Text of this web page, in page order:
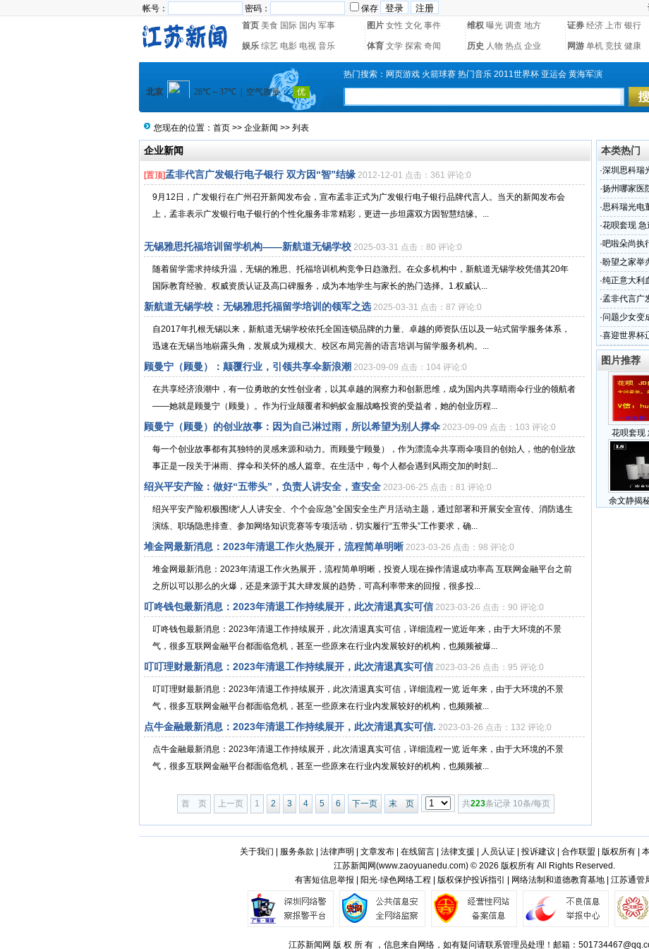
帐号： 密码： 保存
首页 美食 国际 国内 军事 图片 女性 文化 事件 维权 曝光 调查 地方 证券 经济 上市 银行
娱乐 综艺 电影 电视 音乐 体育 文学 探索 奇闻 历史 人物 热点 企业 网游 单机 竞技 健康
热门搜索： 网页游戏 火箭球赛 热门音乐 2011世界杯 亚运会 黄海军演
您现在的位置： 首页 >> 企业新闻 >> 列表
企业新闻
[置顶]孟非代言广发银行电子银行 双方因“智”结缘 2012-12-01 点击：361 评论:0
9月12日，广发银行在广州召开新闻发布会，宣布孟非正式为广发银行电子银行品牌代言人。当天的新闻发布会
上，孟非表示广发银行电子银行的个性化服务非常精彩，更进一步坦露双方因智慧结缘。...
无锡雅思托福培训留学机构——新航道无锡学校 2025-03-31 点击：80 评论:0
随着留学需求持续升温，无锡的雅思、托福培训机构竞争日趋激烈。在众多机构中，新航道无锡学校凭借其20年
国际教育经验、权威资质认证及高口碑服务，成为本地学生与家长的热门选择。1.权威认...
新航道无锡学校：无锡雅思托福留学培训的领军之选 2025-03-31 点击：87 评论:0
自2017年扎根无锡以来，新航道无锡学校依托全国连锁品牌的力量、卓越的师资队伍以及一站式留学服务体系，
迅速在无锡当地崭露头角，发展成为规模大、校区布局完善的语言培训与留学服务机构。...
顾曼宁（顾曼）：颠覆行业，引领共享伞新浪潮 2023-09-09 点击：104 评论:0
在共享经济浪潮中，有一位勇敢的女性创业者，以其卓越的洞察力和创新思维，成为国内共享晴雨伞行业的领航者
——她就是顾曼宁（顾曼）。作为行业颠覆者和蚂蚁金服战略投资的受益者，她的创业历程...
顾曼宁（顾曼）的创业故事：因为自己淋过雨，所以希望为别人撑伞 2023-09-09 点击：103 评论:0
每一个创业故事都有其独特的灵感来源和动力。而顾曼宁顾曼），作为漂流伞共享雨伞项目的创始人，他的创业故
事正是一段关于淋雨、撑伞和关怀的感人篇章。在生活中，每个人都会遇到风雨交加的时刻...
绍兴平安产险：做好“五带头”，负责人讲安全，查安全 2023-06-25 点击：81 评论:0
绍兴平安产险积极围绕“人人讲安全、个个会应急”全国安全生产月活动主题，通过部署和开展安全宣传、消防逃生
演练、职场隐患排查、参加网络知识竞赛等专项活动，切实履行“五带头”工作要求，确...
堆金网最新消息：2023年清退工作火热展开，流程简单明晰 2023-03-26 点击：98 评论:0
堆金网最新消息：2023年清退工作火热展开，流程简单明晰，投资人现在操作清退成功率高 互联网金融平台之前
之所以可以那么的火爆，还是来源于其大肆发展的趋势，可高利率带来的回报，很多投...
叮咚钱包最新消息：2023年清退工作持续展开，此次清退真实可信 2023-03-26 点击：90 评论:0
叮咚钱包最新消息：2023年清退工作持续展开，此次清退真实可信，详细流程一览近年来，由于大环境的不景
气，很多互联网金融平台都面临危机，甚至一些原来在行业内发展较好的机构，也频频被爆...
叮叮理财最新消息：2023年清退工作持续展开，此次清退真实可信 2023-03-26 点击：95 评论:0
叮叮理财最新消息：2023年清退工作持续展开，此次清退真实可信，详细流程一览 近年来，由于大环境的不景
气，很多互联网金融平台都面临危机，甚至一些原来在行业内发展较好的机构，也频频被...
点牛金融最新消息：2023年清退工作持续展开，此次清退真实可信. 2023-03-26 点击：132 评论:0
点牛金融最新消息：2023年清退工作持续展开，此次清退真实可信，详细流程一览 近年来，由于大环境的不景
气，很多互联网金融平台都面临危机，甚至一些原来在行业内发展较好的机构，也频频被...
首 页 上一页 1 2 3 4 5 6 下一页 末 页 共223条记录 10条/每页
本类热门
·深圳思科瑞
·扬州哪家医
·思科瑞光电
（组图）
·花呗套现
·吧啦朵尚执
·盼望之家举
市府表彰
·纯正意大利
陆中国市场
·孟非代言广
·问题少女变
·喜迎世界杯
国
图片推荐
花呗套现
余文静揭
关于我们 服务条款 法律声明 文章发布| 在线留言| 法律支援 人员认证| 投诉建议 合作联盟 版权所有|
江苏新闻网(www.zaoyuanedu.com) © 2026 版权所有 All Rights Reserved.
有害短信息举报 | 阳光·绿色网络工程 | 版权保护投诉指引 | 网络法制和道德教育基地 | 江苏通管
江苏新闻网 版 权 所 有 ，信息来自网络，如有疑问请联系管理员处理！邮箱：